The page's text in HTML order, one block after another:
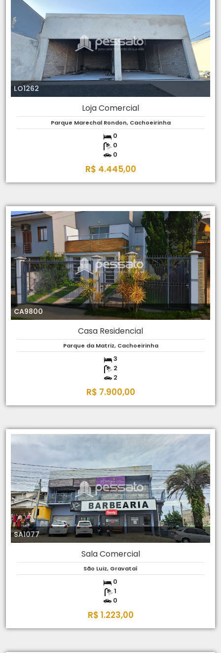
LO1262
Loja Comercial
Parque Marechal Rondon, Cachoeirinha
0
0
0
R$ 4.445,00
CA9800
Casa Residencial
Parque da Matriz, Cachoeirinha
3
2
2
R$ 7.900,00
SA1077
Sala Comercial
São Luiz, Gravataí
0
1
0
R$ 1.223,00